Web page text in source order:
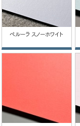
ペルーラ スノーホワイト